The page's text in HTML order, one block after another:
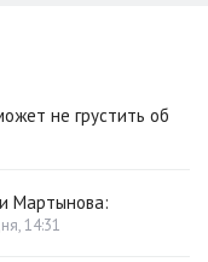
не грустить об
Мартынова:
14:31